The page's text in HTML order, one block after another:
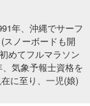
年、沖縄でサーフ
スノーボードも開
めてフルマラソン
気象予報士資格を
に至り、一児(娘)